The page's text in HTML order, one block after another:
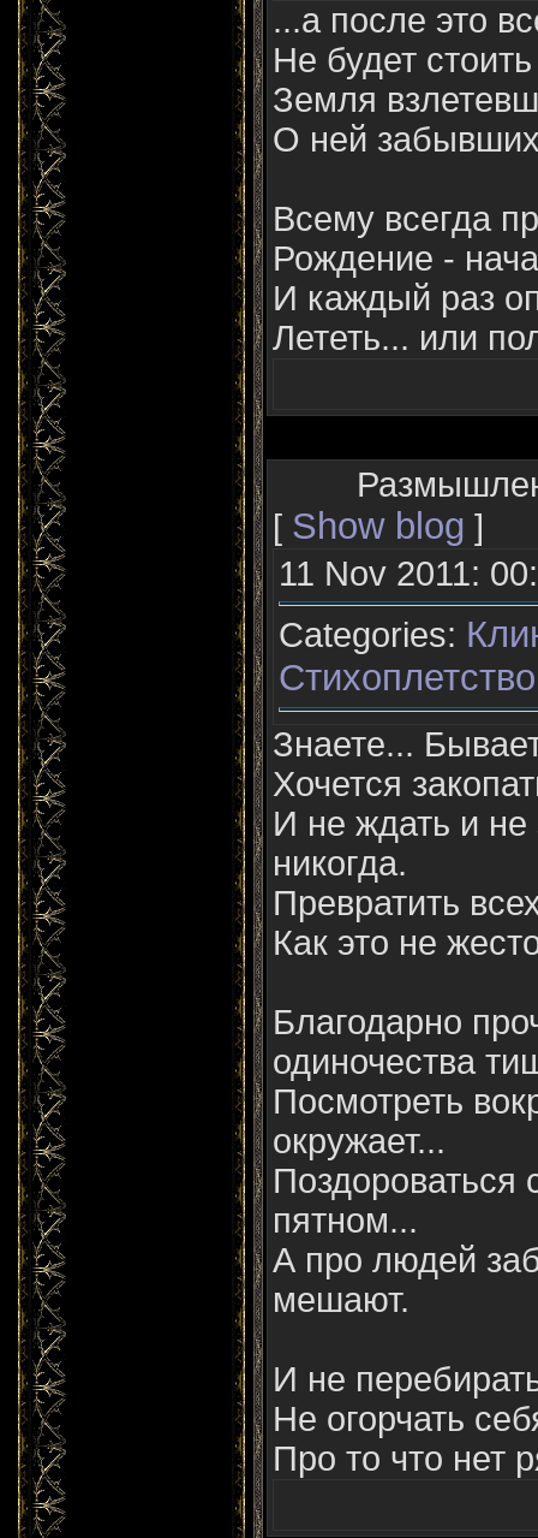
...а после это
Не будет
Земля
О ней
Всему всегда
Рождение -
И каждый раз
Лететь... или
[ Show blog ]
11 Nov 2011:
Categories:
Стихоплетство
Знаете...
Хочется
И не ждать и не
никогда.
Превратить
Как это не
Благодарно
одиночества
Посмотреть
окружает...
Поздороваться
пятном...
А про людей
мешают.
И не
Не огорчать
Про то что нет